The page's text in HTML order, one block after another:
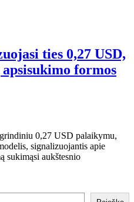
ties 0,27 USD,
formos
0,27 USD palaikymu,
signalizuojantis apie
sukimąsi aukštesnio